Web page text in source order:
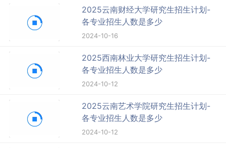
2025云南财经大学研究生招生计划-
各专业招生人数是多少
2024-10-16
2025西南林业大学研究生招生计划-
各专业招生人数是多少
2024-10-12
2025云南艺术学院研究生招生计划-
各专业招生人数是多少
2024-10-12